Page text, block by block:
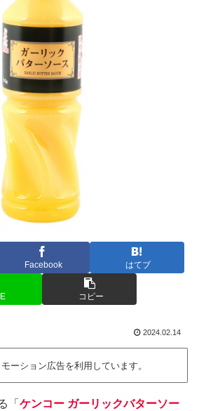
Facebook はてブ
コピー
2024.02.14
ーション広告を利用しています。
「 ケンコー ガーリックバターソー